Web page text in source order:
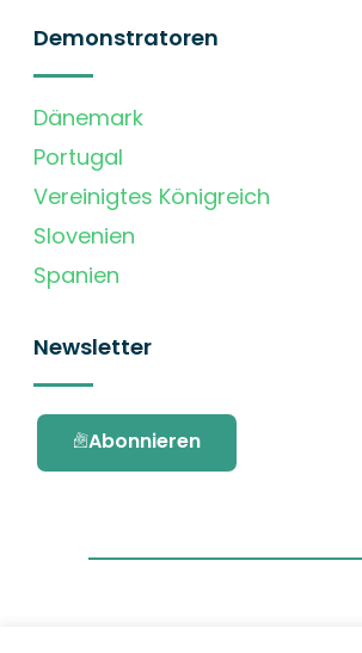
Demonstratoren
Dänemark
Portugal
Vereinigtes Königreich
Slovenien
Spanien
Newsletter
Abonnieren